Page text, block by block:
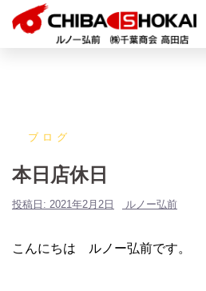
ブログ
本日店休日
投稿日: 2021年2月2日 ルノー弘前
こんにちは ルノー弘前です。